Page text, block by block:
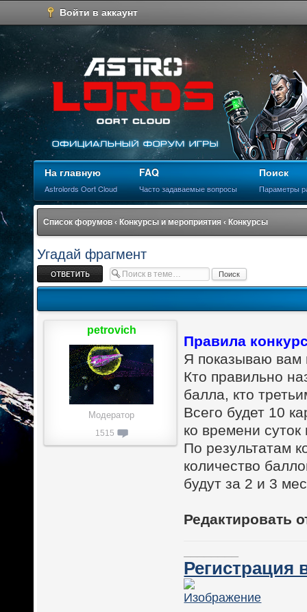
Войти в аккаунт
На главную
Astrolords Oort Cloud
FAQ
Часто задаваемые вопросы
Поиск
Параметры
Список форумов ‹ Конкурсы и мероприятия ‹ Конкурсы
Угадай фрагмент
Ответить
Правила
Я показываю вам
Кто правильно
балла, кто
Всего будет 10
ко времени
По результатам
количество
будут за 2 и 3
Редактировать
Регистрация
petrovich
Модератор
1515